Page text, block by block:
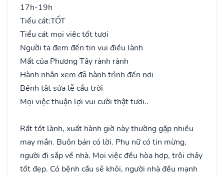
17h-19h
Tiểu cát:TỐT
Tiểu cát mọi việc tốt tươi
Người ta đem đến tin vui điều lành
Mất của Phương Tây rành rành
Hành nhân xem đã hành trình đến nơi
Bệnh tật sửa lễ cầu trời
Mọi việc thuận lợi vui cười thật tươi..
Rất tốt lành, xuất hành giờ này thường gặp nhiều
may mắn. Buôn bán có lời. Phụ nữ có tin mừng,
người đi sắp về nhà. Mọi việc đều hòa hợp, trôi chảy
tốt đẹp. Có bệnh cầu sẽ khỏi, người nhà đều mạnh